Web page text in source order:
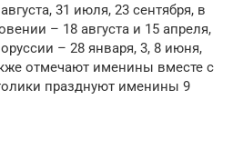
31 июля, 23 сентября, в
– 18 августа и 15 апреля,
– 28 января, 3, 8 июня,
отмечают именины вместе с
празднуют именины 9